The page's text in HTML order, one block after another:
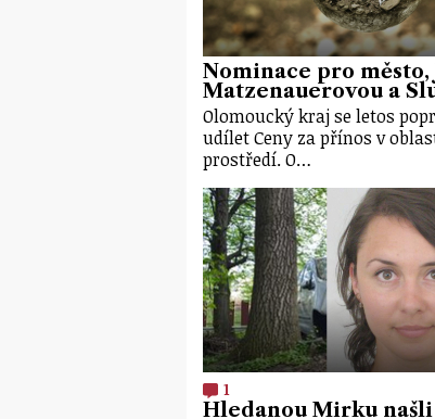
Nominace pro město,
Matzenauerovou a
Olomoucký kraj se letos
udílet Ceny za přínos v
prostředí. O…
1
Hledanou Mirku